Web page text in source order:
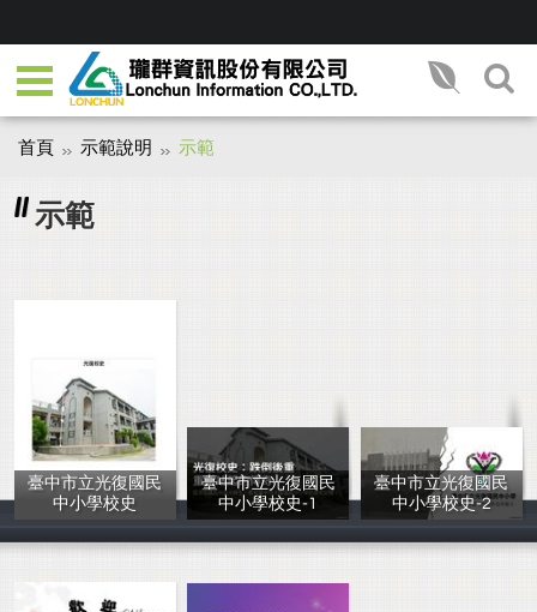
首頁 示範說明 示範
示範
臺中市立光復國民
中小學校史
TEST
臺中市立光復國民
中小學校史-1
TEST
臺中市立光復國民
中小學校史-2
test